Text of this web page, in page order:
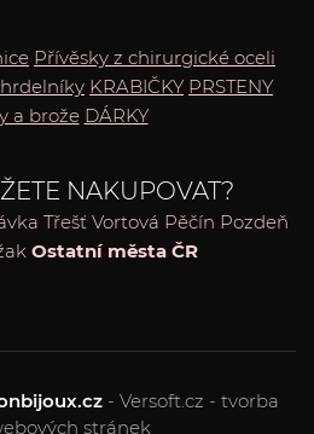
Přívěsky z chirurgické oceli
KRABIČKY PRSTENY
a brože DÁRKY
NAKUPOVAT?
Třešť Vortová Pěčín Pozdeň
Ostatní města ČR
- Versoft.cz - tvorba
stránek